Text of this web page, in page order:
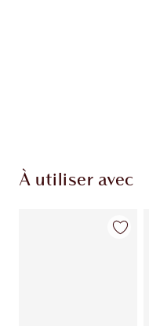
À utiliser avec